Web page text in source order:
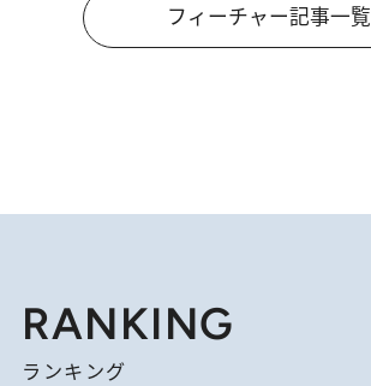
フィーチャー記事一覧
RANKING
ランキング